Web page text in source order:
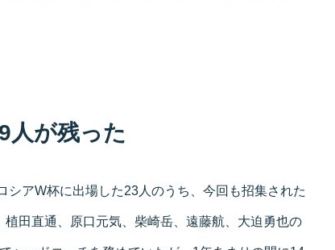
人が残った
シアW杯に出場した23人のうち、今回も招集された
田直通、原口元気、柴崎岳、遠藤航、大迫勇也の